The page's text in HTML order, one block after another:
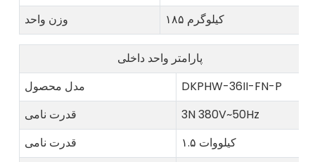
وزن واحد
۱۸۵ کیلوگرم
پارامتر واحد داخلی
مدل محصول
DKPHW-36II-FN-P
قدرت نامی
3N 380V~50Hz
قدرت نامی
۱.۵ کیلووات